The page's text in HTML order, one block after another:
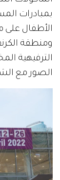
بمبادرات
الأطفال على
ومنطقة
الترفيهية
الصور مع